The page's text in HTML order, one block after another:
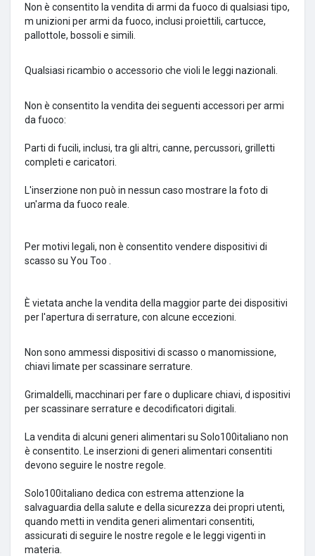
Non è consentito la vendita di armi da fuoco di qualsiasi tipo,
m unizioni per armi da fuoco, inclusi proiettili, cartucce,
pallottole, bossoli e simili.
Qualsiasi ricambio o accessorio che violi le leggi nazionali.
Non è consentito la vendita dei seguenti accessori per armi
da fuoco:
Parti di fucili, inclusi, tra gli altri, canne, percussori, grilletti
completi e caricatori.
L'inserzione non può in nessun caso mostrare la foto di
un'arma da fuoco reale.
Per motivi legali, non è consentito vendere dispositivi di
scasso su You Too
È vietata anche la vendita della maggior parte dei dispositivi
per l'apertura di serrature, con alcune eccezioni.
Non sono ammessi dispositivi di scasso o manomissione,
chiavi limate per scassinare serrature.
Grimaldelli, macchinari per fare o duplicare chiavi, d ispositivi
per scassinare serrature e decodificatori digitali.
La vendita di alcuni generi alimentari su Solo100italiano non
è consentito. Le inserzioni di generi alimentari consentiti
devono seguire le nostre regole.
Solo100italiano dedica con estrema attenzione la
salvaguardia della salute e della sicurezza dei propri utenti,
quando metti in vendita generi alimentari consentiti,
assicurati di seguire le nostre regole e le leggi vigenti in
materia.